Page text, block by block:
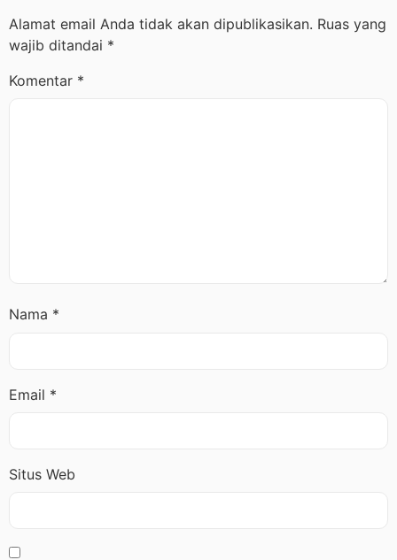
Alamat email Anda tidak akan dipublikasikan. Ruas yang
wajib ditandai *
Komentar *
Nama *
Email *
Situs Web